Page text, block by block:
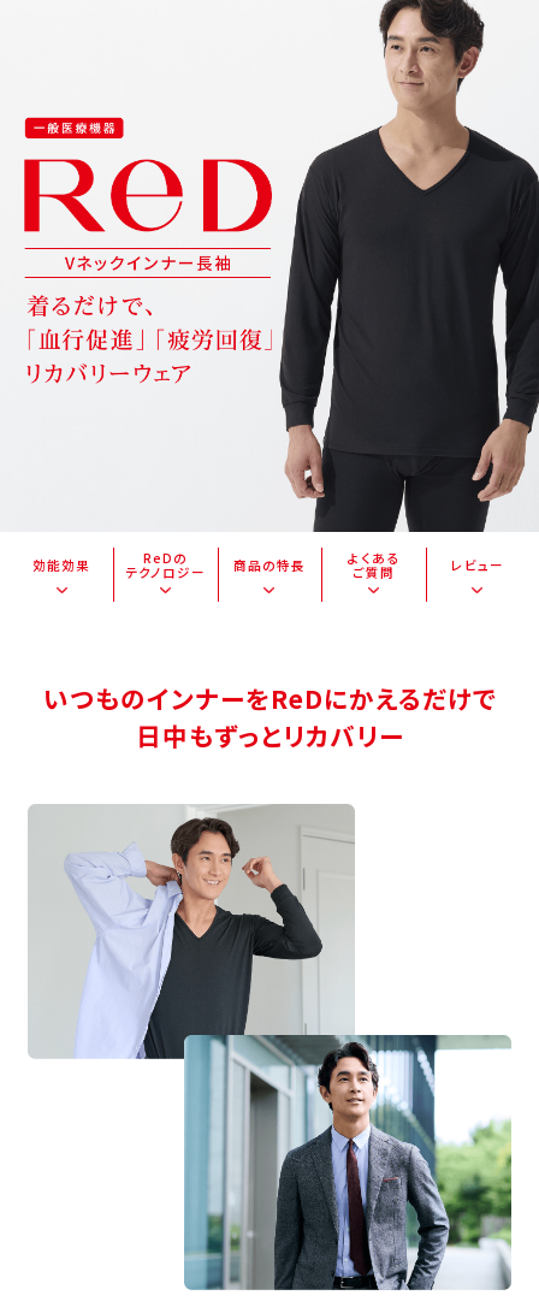
効能効果
ReDの
テクノロジー
商品の特長
よくある
ご質問
レビュー
いつものインナーをReDにかえるだけで
日中もずっとリカバリー